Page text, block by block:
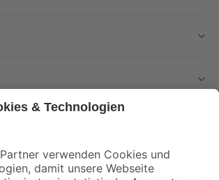
Angebote und Aktionen mehr verpassen!